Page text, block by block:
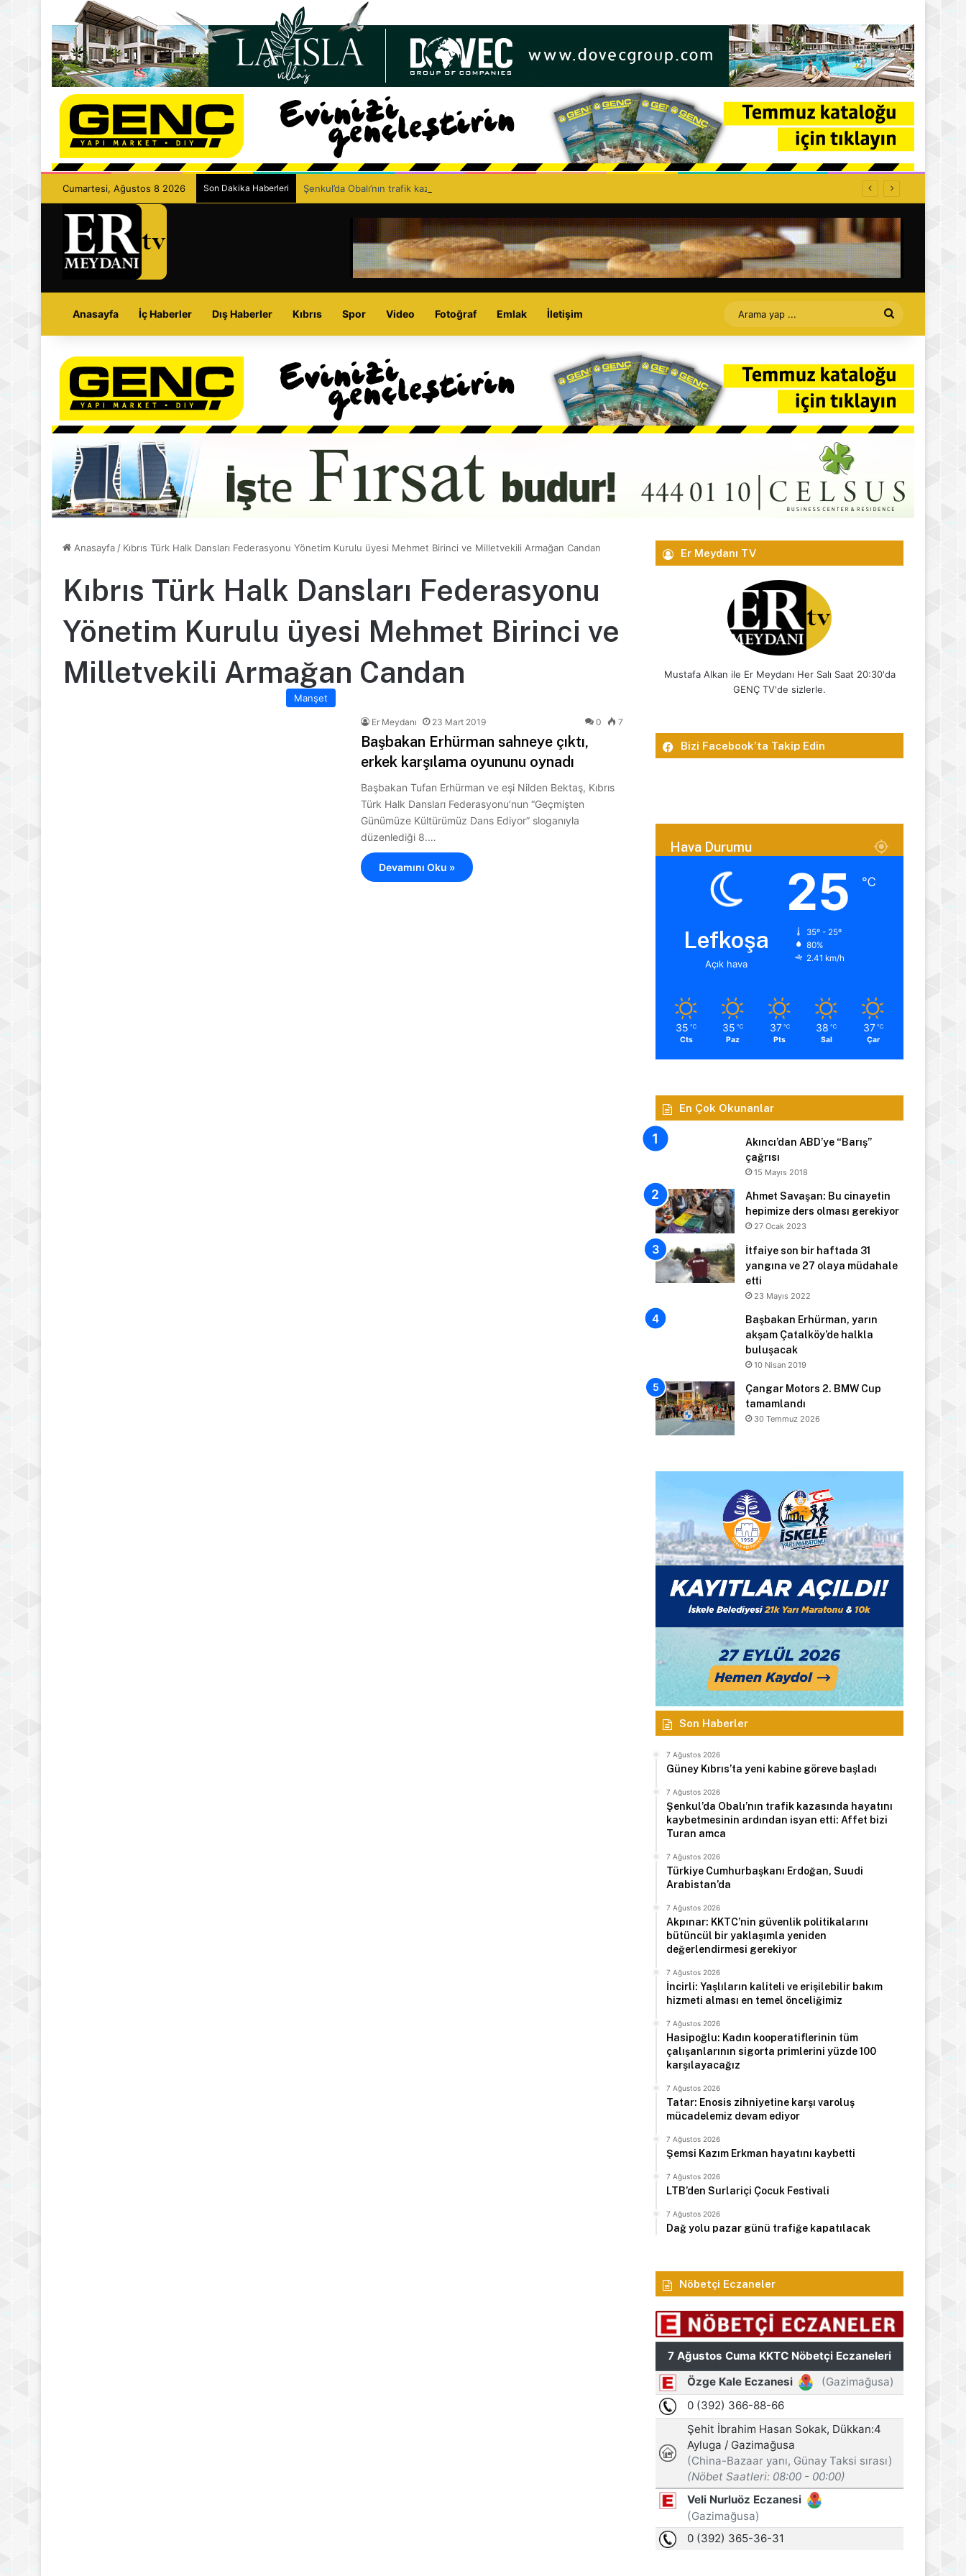
Cumartesi, Ağustos 8 2026 Son Dakika Haberleri Şenkul’da Obalı’nın trafik kazasında hayatını kaybetmesinin ardından isyan etti: Affet bizi Turan amca
Anasayfa İç Haberler Dış Haberler Kıbrıs Spor Video Fotoğraf Emlak İletişim
Arama
yap
...
Anasayfa/ Kıbrıs Türk Halk Dansları Federasyonu Yönetim Kurulu üyesi Mehmet Birinci ve Milletvekili Armağan Candan
Kıbrıs Türk Halk Dansları Federasyonu
Yönetim Kurulu üyesi Mehmet Birinci ve
Milletvekili Armağan Candan
Manşet
Er Meydanı 23 Mart 2019 0 7
Başbakan Erhürman sahneye çıktı,
erkek karşılama oyununu oynadı
Başbakan Tufan Erhürman ve eşi Nilden Bektaş, Kıbrıs
Türk Halk Dansları Federasyonu’nun “Geçmişten
Günümüze Kültürümüz Dans Ediyor” sloganıyla
düzenlediği 8.…
Devamını Oku »
Er Meydanı TV
Mustafa Alkan ile Er Meydanı Her Salı Saat 20:30'da
GENÇ TV'de sizlerle.
Bizi Facebook’ta Takip Edin
Hava Durumu
Lefkoşa
Açık hava
25 ℃
35º - 25º
80%
2.41 km/h
35 ℃
Cts
35 ℃
Paz
37 ℃
Pts
38 ℃
Sal
37 ℃
Çar
En Çok Okunanlar
Akıncı’dan ABD’ye “Barış”
çağrısı
15 Mayıs 2018
Ahmet Savaşan: Bu cinayetin
hepimize ders olması gerekiyor
27 Ocak 2023
İtfaiye son bir haftada 31
yangına ve 27 olaya müdahale
etti
23 Mayıs 2022
Başbakan Erhürman, yarın
akşam Çatalköy’de halkla
buluşacak
10 Nisan 2019
Çangar Motors 2. BMW Cup
tamamlandı
30 Temmuz 2026
Son Haberler
7 Ağustos 2026
Güney Kıbrıs’ta yeni kabine göreve başladı
7 Ağustos 2026
Şenkul’da Obalı’nın trafik kazasında hayatını
kaybetmesinin ardından isyan etti: Affet bizi
Turan amca
7 Ağustos 2026
Türkiye Cumhurbaşkanı Erdoğan, Suudi
Arabistan’da
7 Ağustos 2026
Akpınar: KKTC’nin güvenlik politikalarını
bütüncül bir yaklaşımla yeniden
değerlendirmesi gerekiyor
7 Ağustos 2026
İncirli: Yaşlıların kaliteli ve erişilebilir bakım
hizmeti alması en temel önceliğimiz
7 Ağustos 2026
Hasipoğlu: Kadın kooperatiflerinin tüm
çalışanlarının sigorta primlerini yüzde 100
karşılayacağız
7 Ağustos 2026
Tatar: Enosis zihniyetine karşı varoluş
mücadelemiz devam ediyor
7 Ağustos 2026
Şemsi Kazım Erkman hayatını kaybetti
7 Ağustos 2026
LTB’den Surlariçi Çocuk Festivali
7 Ağustos 2026
Dağ yolu pazar günü trafiğe kapatılacak
Nöbetçi Eczaneler